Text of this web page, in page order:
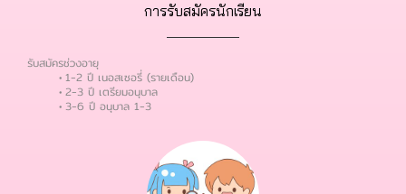
การรับสมัครนักเรียน
รับสมัครช่วงอายุ
1-2 ปี เนอสเซอรี่ (รายเดือน)
2-3 ปี เตรียมอนุบาล
3-6 ปี อนุบาล 1-3